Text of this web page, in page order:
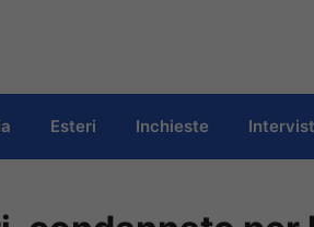
Esteri Inchieste